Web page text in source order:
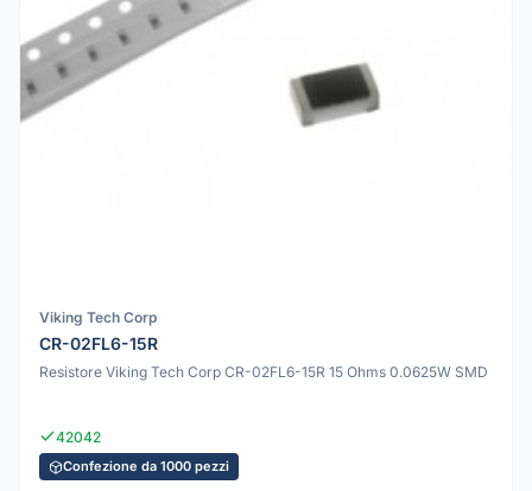
Viking Tech Corp
CR-02FL6-15R
Resistore Viking Tech Corp CR-02FL6-15R 15 Ohms 0.0625W SMD
42042
Confezione da 1000 pezzi